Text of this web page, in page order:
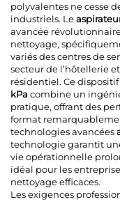
polyvalentes ne cesse
industriels. Le
avancée
nettoyage,
variés des centres de
secteur de l’hôtellerie
résidentiel. Ce
kPa combine un
pratique, offrant des
format
technologies avancées
technologie garantit
vie opérationnelle
idéal pour les
nettoyage efficaces.
Les exigences